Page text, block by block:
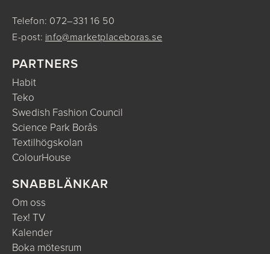
Telefon: 072–331 16 50
E-post: info@marketplaceboras.se
PARTNERS
Habit
Teko
Swedish Fashion Council
Science Park Borås
Textilhögskolan
ColourHouse
SNABBLÄNKAR
Om oss
Tex! TV
Kalender
Boka mötesrum